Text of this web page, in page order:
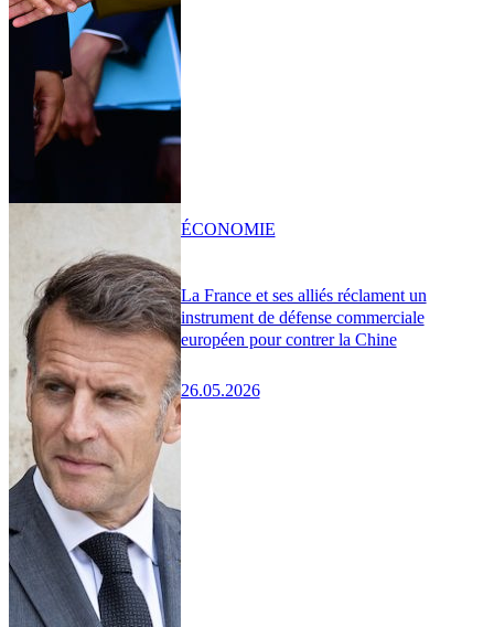
La France et ses alliés réclament un
instrument de défense commerciale
européen pour contrer la Chine
26.05.2026
ÉCONOMIE